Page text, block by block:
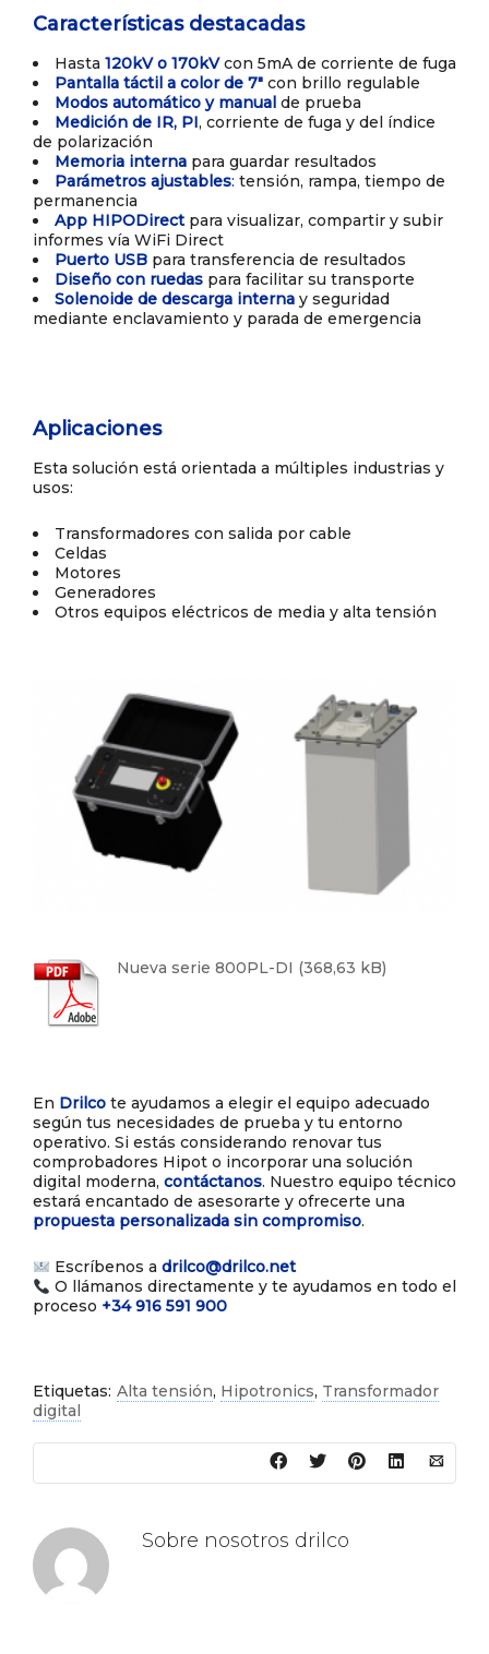
Características destacadas
Hasta 120kV o 170kVcon 5mA de corriente de fuga
Pantalla táctil a color de 7″ con brillo regulable
Modos automático y manual de prueba
Medición de IR, PI, corriente de fuga y del índice
de polarización
Memoria interna para guardar resultados
Parámetros ajustables: tensión, rampa, tiempo de
permanencia
App HIPODirect para visualizar, compartir y subir
informes vía WiFi Direct
Puerto USB para transferencia de resultados
Diseño con ruedas para facilitar su transporte
Solenoide de descarga interna y seguridad
mediante enclavamiento y parada de emergencia
Aplicaciones
Esta solución está orientada a múltiples industrias y
usos:
Transformadores con salida por cable
Celdas
Motores
Generadores
Otros equipos eléctricos de media y alta tensión
Nueva serie 800PL-DI
En Drilco te ayudamos a elegir el equipo adecuado
según tus necesidades de prueba y tu entorno
operativo. Si estás considerando renovar tus
comprobadores Hipot o incorporar una solución
digital moderna, contáctanos. Nuestro equipo técnico
estará encantado de asesorarte y ofrecerte una
propuesta personalizada sin compromiso.
Escríbenos a drilco@drilco.net
O llámanos directamente y te ayudamos en todo el
proceso +34 916 591 900
Etiquetas: Alta tensión, Hipotronics, Transformador
digital
Sobre nosotros drilco